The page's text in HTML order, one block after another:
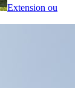
Extension ou